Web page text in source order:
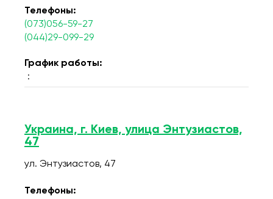
Телефоны:
(073)056-59-27
(044)29-099-29
График работы:
:
Украина, г. Киев, улица Энтузиастов,
47
ул. Энтузиастов, 47
Телефоны: